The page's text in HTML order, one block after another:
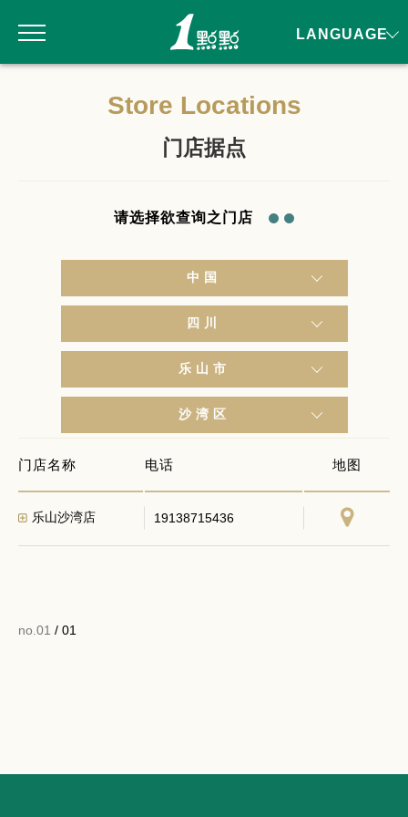
Store Locations
门店据点
请选择欲查询之门店
中国
四川
乐山市
沙湾区
门店名称 电话 地图
乐山沙湾店 19138715436
no.01 / 01
LANGUAGE